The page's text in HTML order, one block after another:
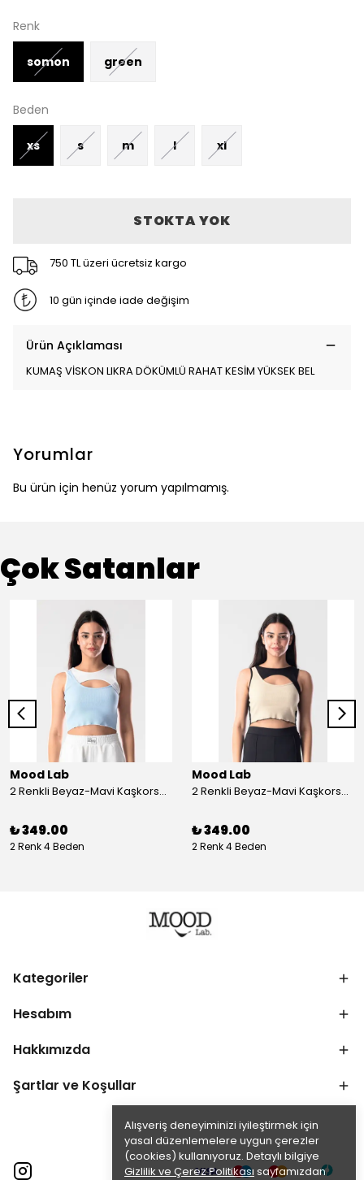
Alışveriş deneyiminizi iyileştirmek için
yasal düzenlemelere uygun çerezler
(cookies) kullanıyoruz. Detaylı bilgiye
Gizlilik ve Çerez Politikası sayfamızdan
Renk
somon green
Beden
xs s m l xl
STOKTA YOK
750 TL üzeri ücretsiz kargo
10 gün içinde iade değişim
Ürün Açıklaması
KUMAŞ VİSKON LIKRA DÖKÜMLÜ RAHAT KESİM YÜKSEK BEL
Yorumlar
Bu ürün için henüz yorum yapılmamış.
Çok Satanlar
Mood Lab
2 Renkli Beyaz-Mavi Kaşkorse Asimetrik Crop Atlet Bluz Top - beyaz-mavi
₺ 349.00
2 Renk 4 Beden
Mood Lab
2 Renkli Beyaz-Mavi Kaşkorse Asimetrik Crop Atlet Bluz Top - siyah-bej
₺ 349.00
2 Renk 4 Beden
Kategoriler
Hesabım
Hakkımızda
Şartlar ve Koşullar